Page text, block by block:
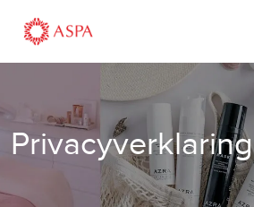
content
Privacyverklaring